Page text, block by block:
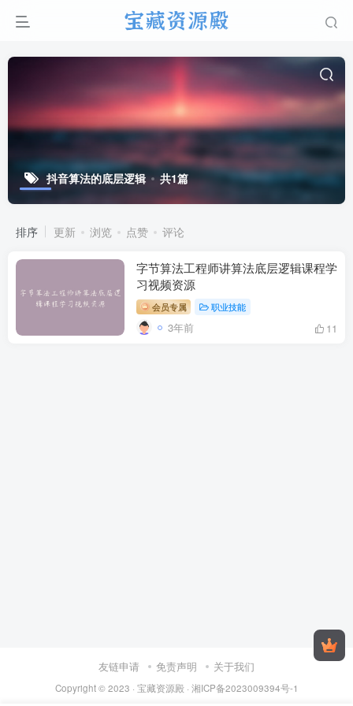
抖音算法的底层逻辑 共1篇
排序 更新 浏览 点赞 评论
字节算法工程师讲算法底层逻辑课程学
习视频资源
会员专属 职业技能
3年前 11
友链申请 免责声明 关于我们
Copyright © 2023 · 宝藏资源殿· 湘ICP备2023009394号-1